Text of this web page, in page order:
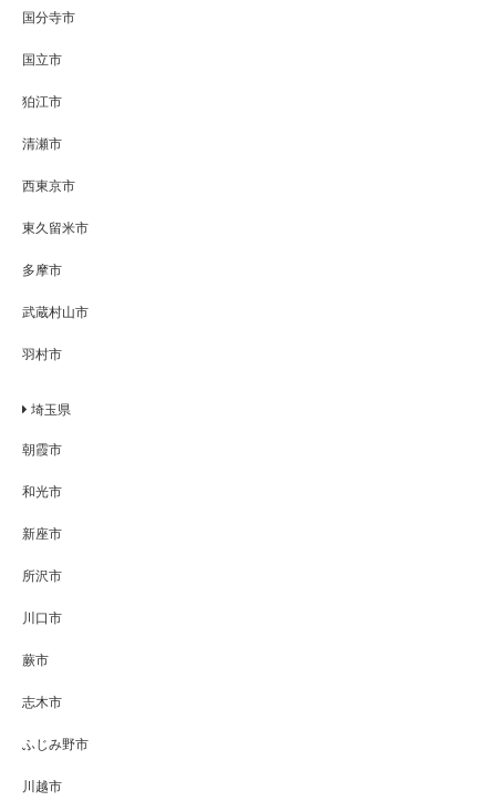
国分寺市
国立市
狛江市
清瀬市
西東京市
東久留米市
多摩市
武蔵村山市
羽村市
埼玉県
朝霞市
和光市
新座市
所沢市
川口市
蕨市
志木市
ふじみ野市
川越市